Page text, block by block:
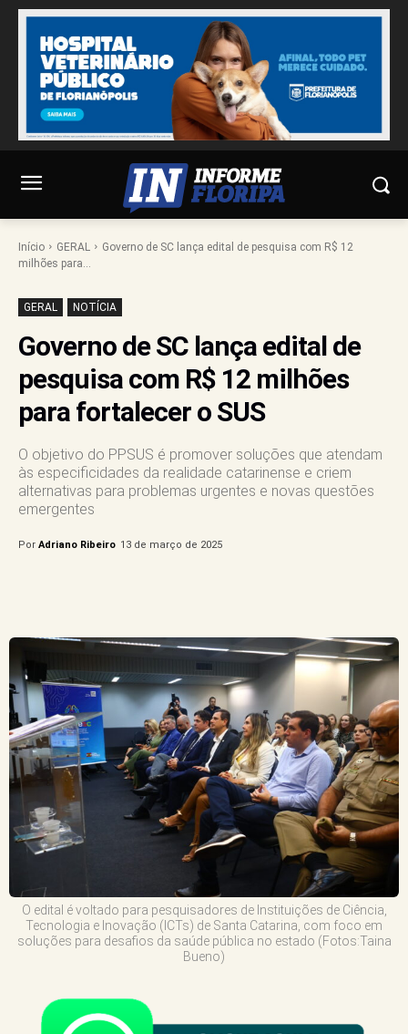
Início GERAL
Governo de SC lança edital de pesquisa com R$ 12
milhões para...
GERAL NOTÍCIA
Governo de SC lança edital de
pesquisa com R$ 12 milhões
para fortalecer o SUS
O objetivo do PPSUS é promover soluções que atendam
às especificidades da realidade catarinense e criem
alternativas para problemas urgentes e novas questões
emergentes
Por Adriano Ribeiro 13 de março de 2025
O edital é voltado para pesquisadores de Instituições de Ciência,
Tecnologia e Inovação (ICTs) de Santa Catarina, com foco em
soluções para desafios da saúde pública no estado (Fotos:Taina
Bueno)